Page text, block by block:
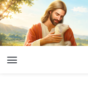
38. अपने बेटे की जानलेवा